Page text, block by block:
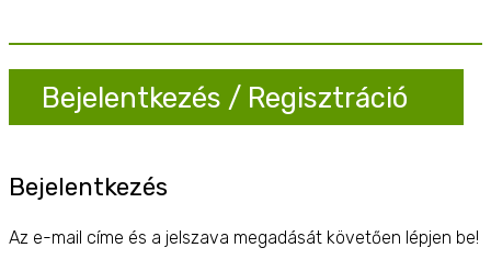
Bejelentkezés / Regisztráció
Bejelentkezés
Az e-mail címe és a jelszava megadását követően lépjen be!